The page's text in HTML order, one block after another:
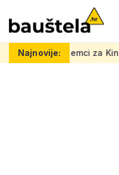
Najnovije:
Kineze napravili zgradu